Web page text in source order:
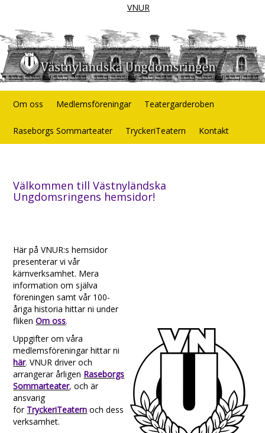
VNUR
Om oss Medlemsföreningar Teatergarderoben
Raseborgs Sommarteater TryckeriTeatern Kontakt
Välkommen till Västnyländska
Ungdomsringens hemsidor!
Här på VNUR:s hemsidor
presenterar vi vår
kärnverksamhet. Mera
information om själva
föreningen samt vår 100-
åriga historia hittar ni under
flikenOm oss.
Uppgifter om våra
medlemsföreningar hittar ni
här. VNUR driver och
arrangerar årligen Raseborgs
Sommarteater, och är
ansvarig
för TryckeriTeatern och dess
verksamhet.